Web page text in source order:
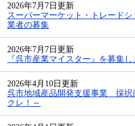
2026年7月7日更新
スーパーマーケット・トレード
業者の募集
2026年7月7日更新
『呉市産業マイスター』を募集し
2026年4月10日更新
呉市地域産品開発支援事業 採択
クレ！～